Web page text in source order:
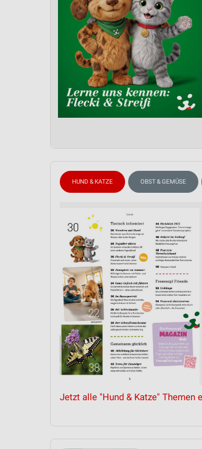
HUND & KATZE OBST & GEMÜSE
Jetzt alle "Hund & Katze" Themen